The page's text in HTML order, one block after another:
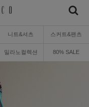
니트&셔츠 스커트&팬츠
밀라노컬렉션 80% SALE